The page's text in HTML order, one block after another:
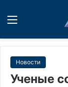
Новости
Ученые